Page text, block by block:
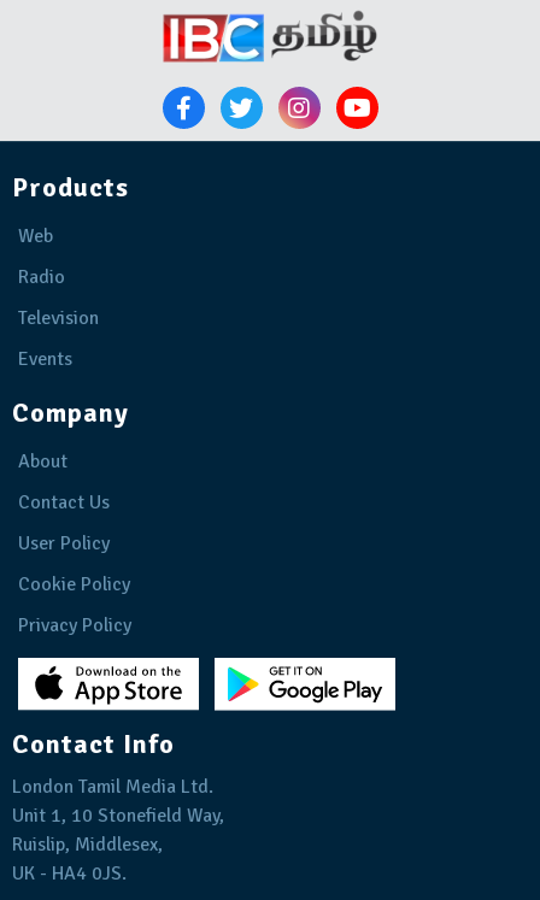
Products
Web
Radio
Television
Events
Company
About
Contact Us
User Policy
Cookie Policy
Privacy Policy
Contact Info
London Tamil Media Ltd.
Unit 1, 10 Stonefield Way,
Ruislip, Middlesex,
UK - HA4 0JS.